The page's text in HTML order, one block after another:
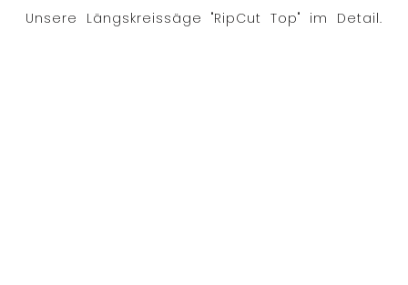
Unsere Längskreissäge "RipCut Top" im Detail.